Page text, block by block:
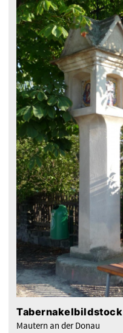
Tabernakelbildstock
Mautern an der Donau